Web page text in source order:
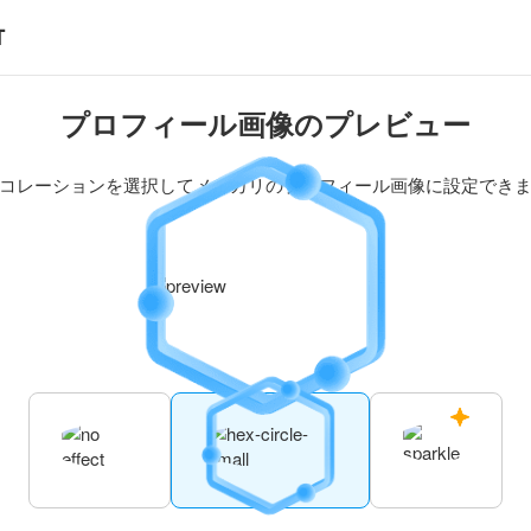
プロフィール画像のプレビュー
レーションを選択してメルカリのプロフィール画像に設定でき